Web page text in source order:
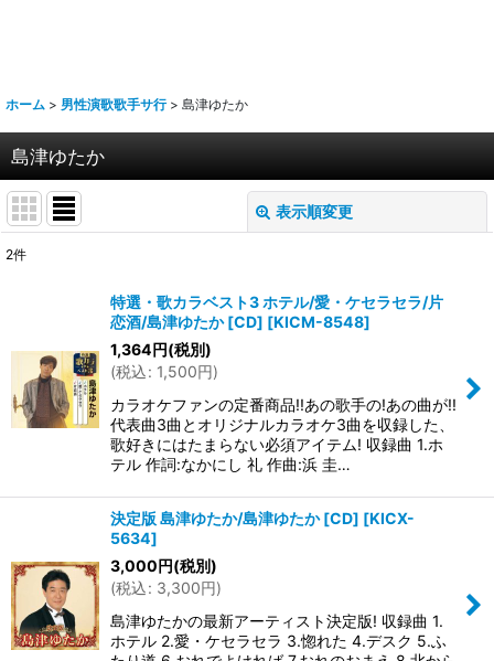
ホーム > 男性演歌歌手サ行 > 島津ゆたか
島津ゆたか
表示順変更
絞り込む
2件
特選・歌カラベスト3 ホテル/愛・ケセラセラ/片
恋酒/島津ゆたか [CD] [KICM-8548]
1,364円(税別)
(税込: 1,500円)
カラオケファンの定番商品!!あの歌手の!あの曲が!!
代表曲3曲とオリジナルカラオケ3曲を収録した、
歌好きにはたまらない必須アイテム! 収録曲 1.ホ
テル 作詞:なかにし 礼 作曲:浜 圭…
決定版 島津ゆたか/島津ゆたか [CD] [KICX-
5634]
3,000円(税別)
(税込: 3,300円)
島津ゆたかの最新アーティスト決定版! 収録曲 1.
ホテル 2.愛・ケセラセラ 3.惚れた 4.デスク 5.ふ